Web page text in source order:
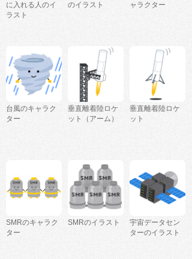
に入れる人のイ
ラスト
のイラスト
ャラクター
台風のキャラク
ター
垂直離着陸ロケ
ット（アーム）
垂直離着陸ロケ
ット
SMRのキャラク
ター
SMRのイラスト
宇宙データセン
ターのイラスト